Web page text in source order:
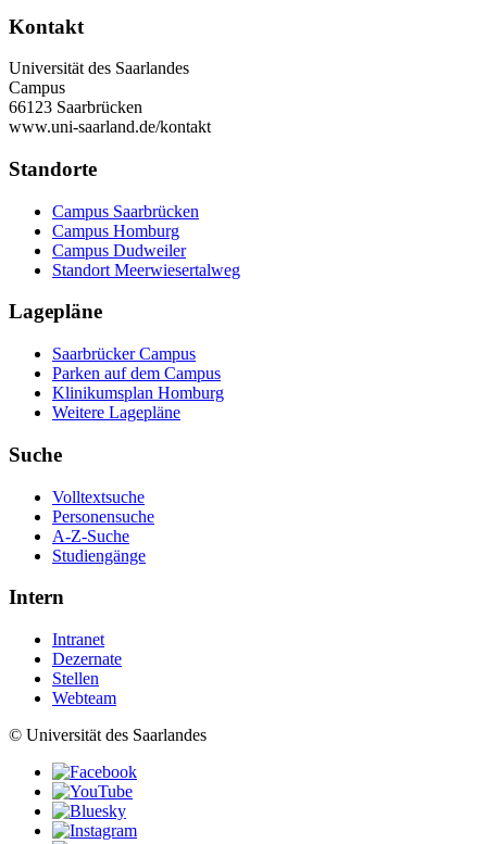
Kontakt
Universität des Saarlandes
Campus
66123 Saarbrücken
www.uni-saarland.de/kontakt
Standorte
Campus Saarbrücken
Campus Homburg
Campus Dudweiler
Standort Meerwiesertalweg
Lagepläne
Saarbrücker Campus
Parken auf dem Campus
Klinikumsplan Homburg
Weitere Lagepläne
Suche
Volltextsuche
Personensuche
A-Z-Suche
Studiengänge
Intern
Intranet
Dezernate
Stellen
Webteam
© Universität des Saarlandes